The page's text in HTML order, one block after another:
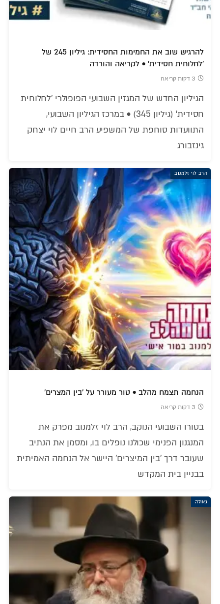
להרגיש שוב את החמימות החסידית: גיליון 245 של
'לחלוחית חסידית' • לקריאה והורדה
3 דקות קריאה
הגיליון החדש של המגזין השבועי הפופולרי 'לחלוחית
חסידית' (גיליון 345) • במרכז הגיליון השבועי,
התוועדות סוחפת של המשפיע הרב חיים לוי יצחק
גינזבורג
הרב לוי זלמנוב
הנחמה תצמח מהלב • טור מעורר על 'בין המצרים'
3 דקות קריאה
בטורו השבועי הנוקב, הרב לוי זלמנוב מפרק את
המנגנון הפנימי שכולנו נופלים בו, ומסמן את הנתיב
שעובר דרך 'בין המיצרים' היישר אל הנחמה האמיתית
בבניין בית המקדש
גאולה